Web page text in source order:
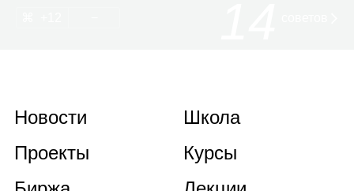
Новости
Проекты
Школа
Курсы